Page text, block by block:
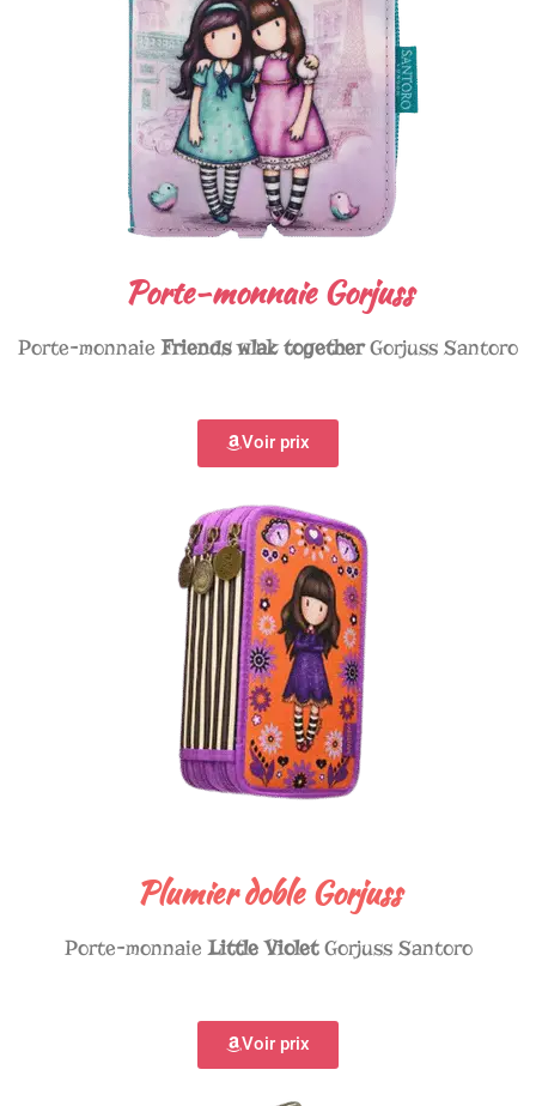
Porte-monnaie Gorjuss
Porte-monnaieFriends wlak togetherGorjuss Santoro
Voir prix
Plumier doble Gorjuss
Porte-monnaieLittle VioletGorjuss Santoro
Voir prix